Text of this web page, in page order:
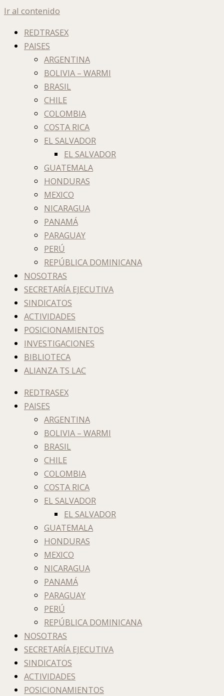
Ir al contenido
REDTRASEX
PAISES
ARGENTINA
BOLIVIA – WARMI
BRASIL
CHILE
COLOMBIA
COSTA RICA
EL SALVADOR
EL SALVADOR
GUATEMALA
HONDURAS
MEXICO
NICARAGUA
PANAMÁ
PARAGUAY
PERÚ
REPÚBLICA DOMINICANA
NOSOTRAS
SECRETARÍA EJECUTIVA
SINDICATOS
ACTIVIDADES
POSICIONAMIENTOS
INVESTIGACIONES
BIBLIOTECA
ALIANZA TS LAC
REDTRASEX
PAISES
ARGENTINA
BOLIVIA – WARMI
BRASIL
CHILE
COLOMBIA
COSTA RICA
EL SALVADOR
EL SALVADOR
GUATEMALA
HONDURAS
MEXICO
NICARAGUA
PANAMÁ
PARAGUAY
PERÚ
REPÚBLICA DOMINICANA
NOSOTRAS
SECRETARÍA EJECUTIVA
SINDICATOS
ACTIVIDADES
POSICIONAMIENTOS